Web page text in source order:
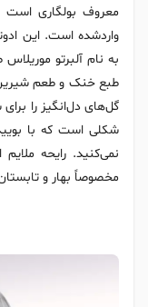
واردشده است. این
به نام آلبرتو
طبع خنک و طعم
گل‌های دل‌انگیز را
شکلی است که با
نمی‌کنید. رایحه
مخصوصاً بهار و